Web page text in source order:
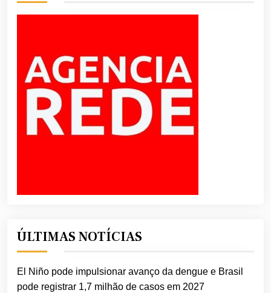
ÚLTIMAS NOTÍCIAS
El Niño pode impulsionar avanço da dengue e Brasil
pode registrar 1,7 milhão de casos em 2027